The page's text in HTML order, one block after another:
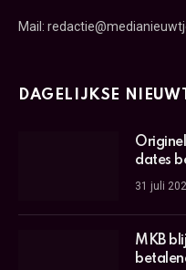
Mail:
DAGELIJKSE
dates
31 juli
MKB